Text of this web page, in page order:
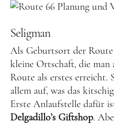
Seligman
Als Geburtsort der Route
kleine Ortschaft, die
Route als erstes erreicht.
allem auf, was das
Erste Anlaufstelle dafür
Delgadillo’s Giftshop.